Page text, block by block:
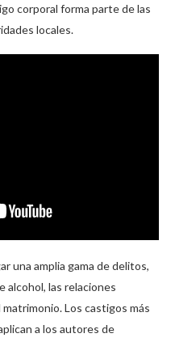
corporal forma parte de las
locales.
una amplia gama de delitos,
alcohol, las relaciones
Los castigos más
a los autores de